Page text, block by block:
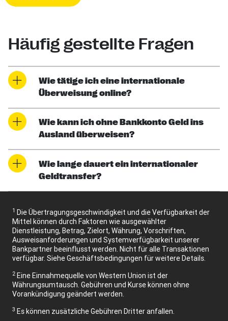
Häufig gestellte Fragen
Wie tätige ich eine internationale
Überweisung online?
Wie kann ich ohne Bankkonto Geld ins
Ausland überweisen?
Wie lange dauert ein internationaler
Geldtransfer?
1 Die Übertragungsgeschwindigkeit und die Verfügbarkeit der
Mittel können durch Faktoren wie ausgewählter
Dienstleistung, Betrag, Zielort, Währung, Vorschriften,
Ausweisanforderungen und Systemverfügbarkeit unserer
Bankpartner beeinflusst werden. Nicht für alle Transaktionen
verfügbar. Siehe Geschäftsbedingungen für weitere Details.
2 Eine Einnahmequelle von Western Union ist der
Währungsumtausch. Gebühren und Kurse können ohne
Vorankündigung geändert werden.
3 Es können zusätzliche Gebühren Dritter anfallen.